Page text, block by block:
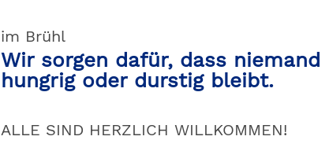
im Brühl
Wir sorgen dafür, dass niemand
hungrig oder durstig bleibt.
ALLE SIND HERZLICH WILLKOMMEN!